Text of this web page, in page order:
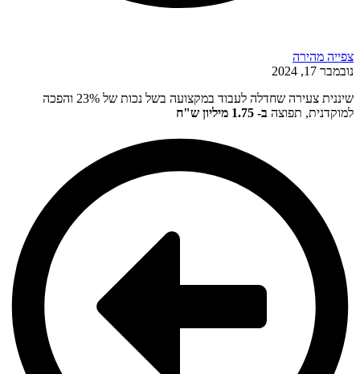
צפייה מהירה
נובמבר 17, 2024
שיננית צעירה שחדלה לעבוד במקצועה בשל נכות של 23% והפכה
למוקדנית, תפוצה ב- 1.75 מיליון ש"ח